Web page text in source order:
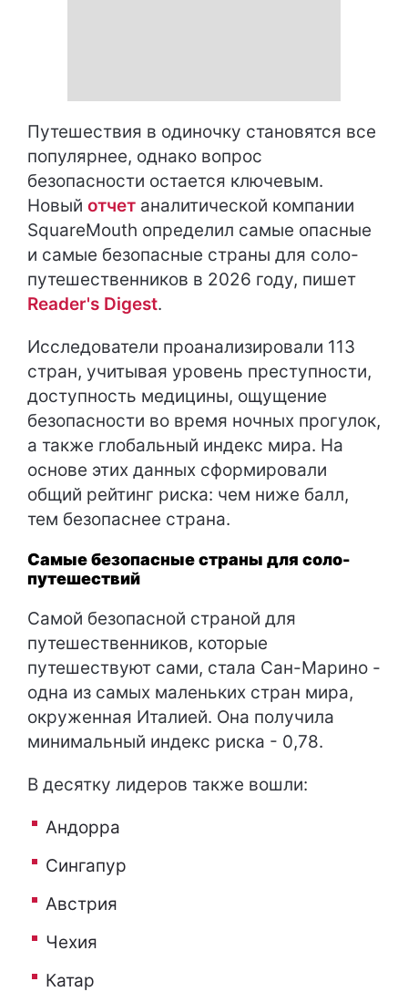
Путешествия в одиночку становятся все
популярнее, однако вопрос
безопасности остается ключевым.
Новый отчет аналитической компании
SquareMouth определил самые опасные
и самые безопасные страны для соло-
путешественников в 2026 году, пишет
Reader's Digest.
Исследователи проанализировали 113
стран, учитывая уровень преступности,
доступность медицины, ощущение
безопасности во время ночных прогулок,
а также глобальный индекс мира. На
основе этих данных сформировали
общий рейтинг риска: чем ниже балл,
тем безопаснее страна.
Самые безопасные страны для соло-
путешествий
Самой безопасной страной для
путешественников, которые
путешествуют сами, стала Сан-Марино -
одна из самых маленьких стран мира,
окруженная Италией. Она получила
минимальный индекс риска - 0,78.
В десятку лидеров также вошли:
Андорра
Сингапур
Австрия
Чехия
Катар